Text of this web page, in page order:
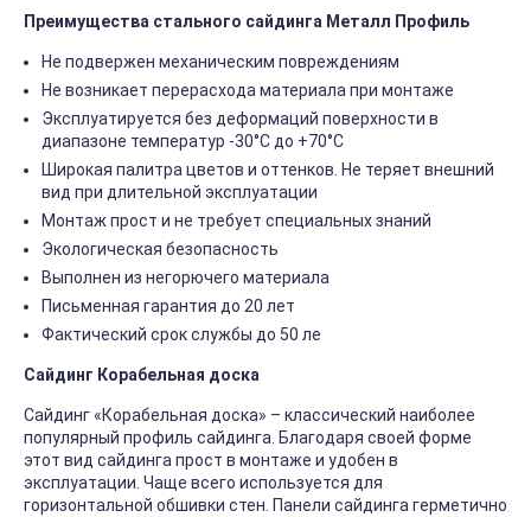
Преимущества стального сайдинга Металл Профиль
Не подвержен механическим повреждениям
Не возникает перерасхода материала при монтаже
Эксплуатируется без деформаций поверхности в
диапазоне температур -30°C до +70°C
Широкая палитра цветов и оттенков. Не теряет внешний
вид при длительной эксплуатации
Монтаж прост и не требует специальных знаний
Экологическая безопасность
Выполнен из негорючего материала
Письменная гарантия до 20 лет
Фактический срок службы до 50 ле
Сайдинг Корабельная доска
Сайдинг «Корабельная доска» – классический наиболее
популярный профиль сайдинга. Благодаря своей форме
этот вид сайдинга прост в монтаже и удобен в
эксплуатации. Чаще всего используется для
горизонтальной обшивки стен. Панели сайдинга герметично